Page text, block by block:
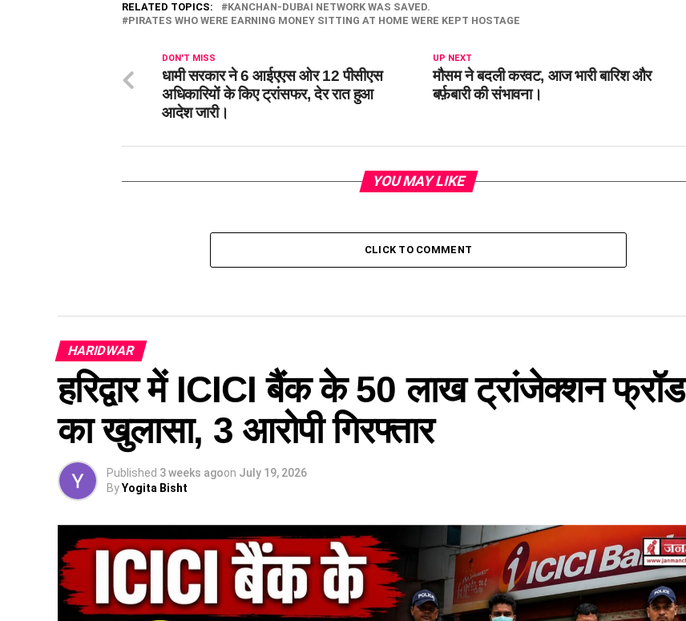
RELATED TOPICS:
KANCHAN-DUBAI NETWORK WAS SAVED.
PIRATES WHO WERE EARNING MONEY SITTING AT HOME WERE KEPT HOSTAGE
UP NEXT
मौसम ने बदली करवट, आज भारी बारिश और
बर्फ़बारी की संभावना।
DON'T MISS
धामी सरकार ने 6 आईएएस ओर 12 पीसीएस
अधिकारियों के किए ट्रांसफर, देर रात हुआ
आदेश जारी।
YOU MAY LIKE
CLICK TO COMMENT
HARIDWAR
हरिद्वार में ICICI बैंक के 50 लाख ट्रांजेक्शन फ्रॉड
का खुलासा, 3 आरोपी गिरफ्तार
Published 3 weeks agoon July 19, 2026
ByYogita Bisht